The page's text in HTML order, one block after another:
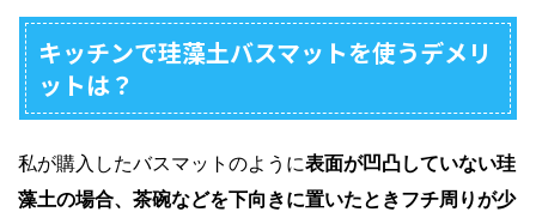
キッチンで珪藻土バスマットを使うデメリ
ットは？
私が購入したバスマットのように表面が凹凸していない珪
藻土の場合、茶碗などを下向きに置いたときフチ周りが少